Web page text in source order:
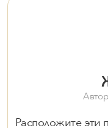
Расположите эти